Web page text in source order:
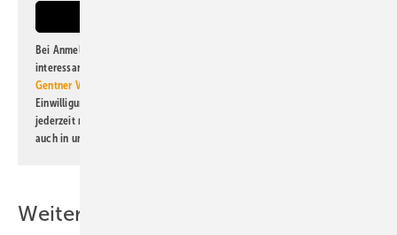
Bei Anmeldung zu diesem Newsletter bin ich damit einverstanden, über
interessante Verlags- und Online-Angebote
Gentner Verlag GmbH & Co. KG
Einwilligung kann ich jederzeit widerrufen und eine Abmeldung ist
jederzeit möglich. Informationen zum Umgang mit Daten finden Sie
auch in unserer
Weitere Inhalte